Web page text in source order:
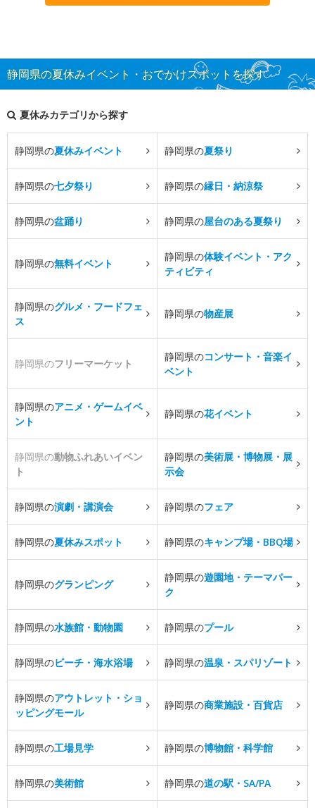
静岡県の夏休みイベント・おでかけスポットを探す
夏休みカテゴリから探す
静岡県の夏休みイベント 静岡県の夏祭り
静岡県の七夕祭り 静岡県の縁日・納涼祭
静岡県の盆踊り 静岡県の屋台のある夏祭り
静岡県の無料イベント
静岡県の体験イベント・アク
ティビティ
静岡県のグルメ・フードフェ
ス
静岡県の物産展
静岡県のフリーマーケット
静岡県のコンサート・音楽イ
ベント
静岡県のアニメ・ゲームイベ
ント
静岡県の花イベント
静岡県の動物ふれあいイベン
ト
静岡県の美術展・博物展・展
示会
静岡県の演劇・講演会 静岡県のフェア
静岡県の夏休みスポット 静岡県のキャンプ場・BBQ場
静岡県のグランピング
静岡県の遊園地・テーマパー
ク
静岡県の水族館・動物園 静岡県のプール
静岡県のビーチ・海水浴場 静岡県の温泉・スパリゾート
静岡県のアウトレット・ショ
ッピングモール
静岡県の商業施設・百貨店
静岡県の工場見学 静岡県の博物館・科学館
静岡県の美術館 静岡県の道の駅・SA/PA